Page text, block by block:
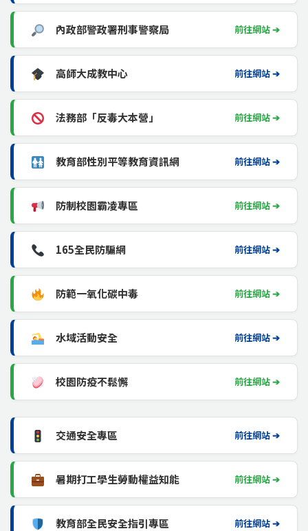
內政部警政署刑事警察局 前往網站 ➔
高師大成教中心 前往網站 ➔
法務部「反毒大本營」 前往網站 ➔
教育部性別平等教育資訊網 前往網站 ➔
防制校園霸凌專區 前往網站 ➔
165全民防騙網 前往網站 ➔
防範一氧化碳中毒 前往網站 ➔
水域活動安全 前往網站 ➔
校園防疫不鬆懈 前往網站 ➔
交通安全專區 前往網站 ➔
暑期打工學生勞動權益知能 前往網站 ➔
教育部全民安全指引專區 前往網站 ➔